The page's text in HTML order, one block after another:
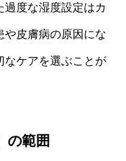
度な湿度設定はカ
や皮膚病の原因にな
なケアを選ぶことが
の範囲